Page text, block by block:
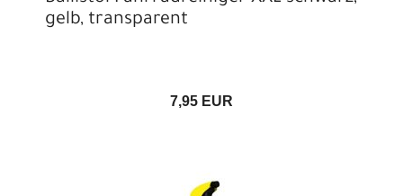
gelb, transparent
7,95 EUR